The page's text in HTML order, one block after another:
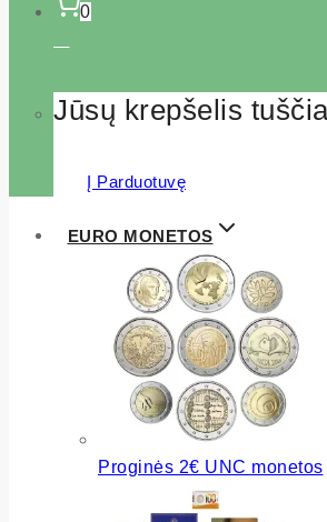
0
Jūsų krepšelis
Į Parduotuvę
EURO MONETOS
Proginės 2€ UNC monetos